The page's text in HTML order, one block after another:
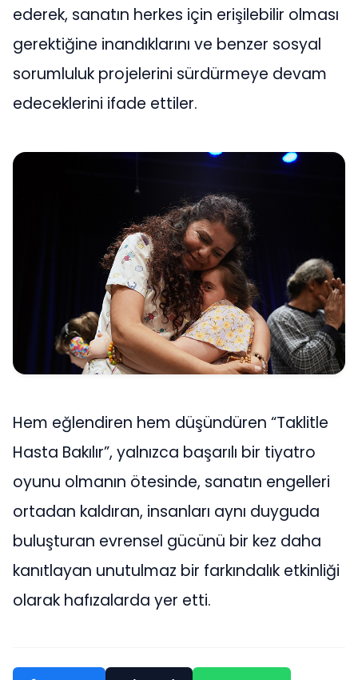
ederek, sanatın herkes için erişilebilir olması
gerektiğine inandıklarını ve benzer sosyal
sorumluluk projelerini sürdürmeye devam
edeceklerini ifade ettiler.
Hem eğlendiren hem düşündüren “Taklitle
Hasta Bakılır”, yalnızca başarılı bir tiyatro
oyunu olmanın ötesinde, sanatın engelleri
ortadan kaldıran, insanları aynı duyguda
buluşturan evrensel gücünü bir kez daha
kanıtlayan unutulmaz bir farkındalık etkinliği
olarak hafızalarda yer etti.